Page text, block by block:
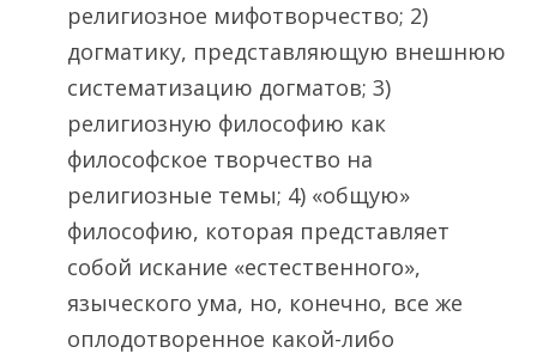
религиозное мифотворчество; 2)
догматику, представляющую внешнюю
систематизацию догматов; 3)
религиозную философию как
философское творчество на
религиозные темы; 4) «общую»
философию, которая представляет
собой искание «естественного»,
языческого ума, но, конечно, все же
оплодотворенное какой-либо